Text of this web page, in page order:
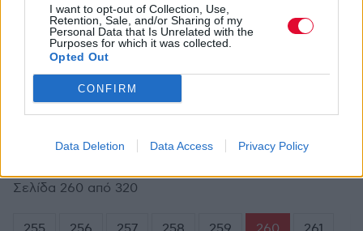
I want to opt-out of Collection, Use,
Retention, Sale, and/or Sharing of my
Personal Data that Is Unrelated with the
Purposes for which it was collected.
Opted Out
CONFIRM
Data Deletion Data Access Privacy Policy
ΔΕΛΤΊΟ ΤΎΠΟΥ ΑΠΡ 11,2013
To hit του καλοκαιριού από τον Quasamodo
Σελίδα 260 από 320